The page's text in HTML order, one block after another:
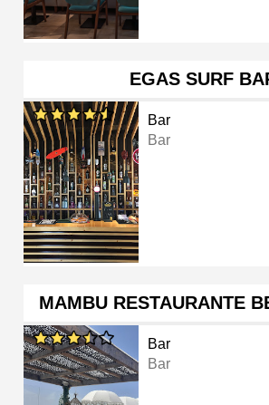
EGAS SURF
Bar
Bar
MAMBU RESTAURANTE
Bar
Bar